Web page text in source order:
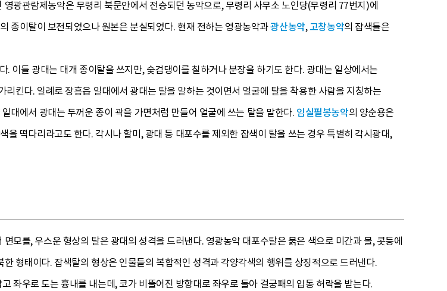
광관람제농악은 무령리 북문안에서 전승되던 농악으로, 무령리 사무소 노인당(무령리 77번지)에
종이탈이 보전되었으나 원본은 분실되었다. 현재 전하는 영광농악과광산농악,고창농악의 잡색들은
. 이들 광대는 대개 종이탈을 쓰지만, 숯검댕이를 칠하거나 분장을 하기도 한다. 광대는 일상에서는
킨다. 일례로 장흥읍 일대에서 광대는 탈을 말하는 것이면서 얼굴에 탈을 착용한 사람을 지칭하는
대에서 광대는 두꺼운 종이 곽을 가면처럼 만들어 얼굴에 쓰는 탈을 말한다. 임실필봉농악의 양순용은
을 떡다리라고도 한다. 각시나 할미, 광대 등 대포수를 제외한 잡색이 탈을 쓰는 경우 특별히 각시광대,
모를, 우스운 형상의 탈은 광대의 성격을 드러낸다. 영광농악 대포수탈은 붉은 색으로 미간과 볼, 콧등에
형태이다. 잡색탈의 형상은 인물들의 복합적인 성격과 각양각색의 행위를 상징적으로 드러낸다.
좌우로 도는 흉내를 내는데, 코가 비뚤어진 방향대로 좌우로 돌아 걸궁패의 입동 허락을 받는다.